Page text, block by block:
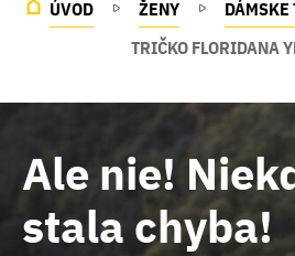
ÚVOD ŽENY
TRIČKO FLORIDANA
Ale nie!
stala chyba!